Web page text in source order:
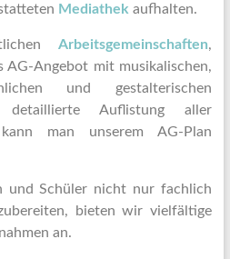
Mediathek aufhalten.
Arbeitsgemeinschaften,
Angebot mit musikalischen,
und gestalterischen
detaillierte Auflistung aller
kann man unserem AG-Plan
und Schüler nicht nur fachlich
bieten wir vielfältige
an.